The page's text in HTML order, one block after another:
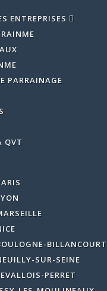
ENTREPRISES
PARRAINAGE
QVT
BILLANCOURT
SUR-SEINE
PERRET